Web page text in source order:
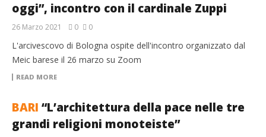
oggi”, incontro con il cardinale Zuppi
26 Marzo 2021 0 0
L'arcivescovo di Bologna ospite dell'incontro organizzato dal
Meic barese il 26 marzo su Zoom
READ MORE
BARI “L’architettura della pace nelle tre
grandi religioni monoteiste”